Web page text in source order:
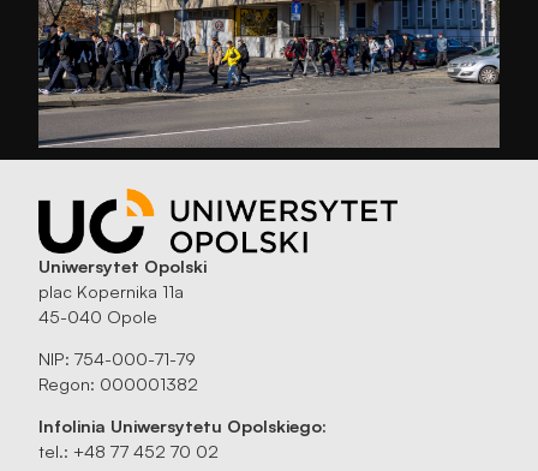
Uniwersytet Opolski
plac Kopernika 11a
45-040 Opole
NIP: 754-000-71-79
Regon: 000001382
Infolinia Uniwersytetu Opolskiego:
tel.: +48 77 452 70 02